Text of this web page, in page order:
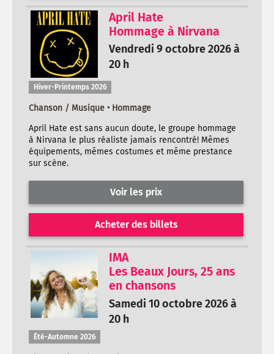
April Hate
Hommage à Nirvana
Vendredi 9 octobre 2026 à
20 h
Hiver-Printemps 2026
Chanson / Musique • Hommage
April Hate est sans aucun doute, le groupe hommage
à Nirvana le plus réaliste jamais rencontré! Mêmes
équipements, mêmes costumes et même prestance
sur scène.
Voir les prix
Acheter des billets
IMA
Les Beaux Jours, 25 ans
en chansons
Samedi 10 octobre 2026 à
20 h
Été-Automne 2026